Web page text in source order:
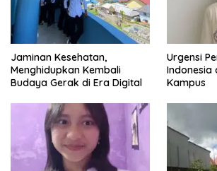
Jaminan Kesehatan,
Menghidupkan Kembali
Budaya Gerak di Era Digital
Urgensi
Indonesia
Kampus